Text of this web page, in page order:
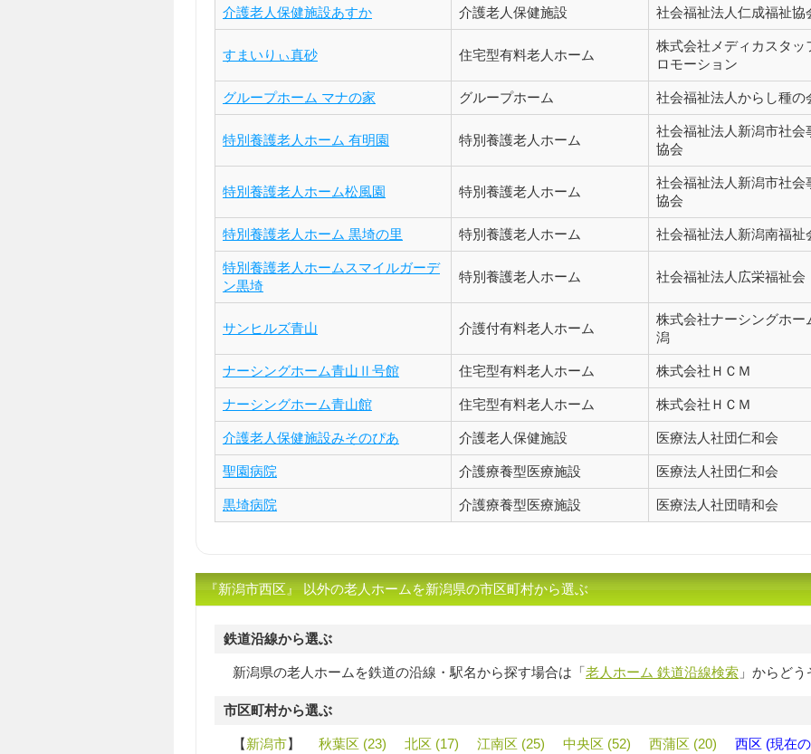
介護老人保健施設あすか 介護老人保健施設 社会福祉法人仁成福祉協
すまいりぃ真砂 住宅型有料老人ホーム
株式会社メディカスタッ
ロモーション
グループホーム マナの家 グループホーム 社会福祉法人からし種の
特別養護老人ホーム 有明園 特別養護老人ホーム
社会福祉法人新潟市社会
協会
特別養護老人ホーム松風園 特別養護老人ホーム
社会福祉法人新潟市社会
協会
特別養護老人ホーム 黒埼の里 特別養護老人ホーム 社会福祉法人新潟南福祉
特別養護老人ホームスマイルガーデ
ン黒埼
特別養護老人ホーム 社会福祉法人広栄福祉会
サンヒルズ青山 介護付有料老人ホーム
株式会社ナーシングホー
潟
ナーシングホーム青山Ⅱ号館 住宅型有料老人ホーム 株式会社ＨＣＭ
ナーシングホーム青山館 住宅型有料老人ホーム 株式会社ＨＣＭ
介護老人保健施設みそのぴあ 介護老人保健施設 医療法人社団仁和会
聖園病院 介護療養型医療施設 医療法人社団仁和会
黒埼病院 介護療養型医療施設 医療法人社団晴和会
『新潟市西区』 以外の老人ホームを新潟県の市区町村から選ぶ
鉄道沿線から選ぶ
新潟県の老人ホームを鉄道の沿線・駅名から探す場合は「老人ホーム 鉄道沿線検索 」からどう
市区町村から選ぶ
【新潟市】 秋葉区 (23) 北区 (17) 江南区 (25) 中央区 (52) 西蒲区 (20) 西区 (現在